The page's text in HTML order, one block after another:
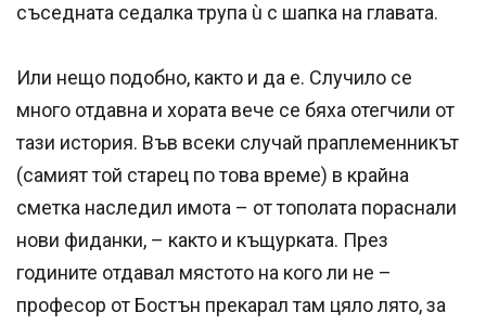
съседната седалка трупа ù с шапка на главата.
Или нещо подобно, както и да е. Случило се
много отдавна и хората вече се бяха отегчили от
тази история. Във всеки случай праплеменникът
(самият той старец по това време) в крайна
сметка наследил имота – от тополата пораснали
нови фиданки, – както и къщурката. През
годините отдавал мястото на кого ли не –
професор от Бостън прекарал там цяло лято, за